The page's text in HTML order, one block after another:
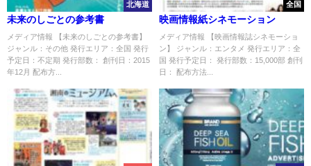
北海道
未来のしごとの参考書
メディア情報 【未来のしごとの参考書】
ジャンル：その他 発行エリア：全国 発行
予定日：不定期 発行部数： 創刊日：2015
年12月 配布方...
全国
映画情報紙シネモーション
メディア情報 【映画情報誌シネモーショ
ン】 ジャンル：エンタメ 発行エリア：全
国 発行予定日： 発行部数：15,000部 創刊
日： 配布方法...